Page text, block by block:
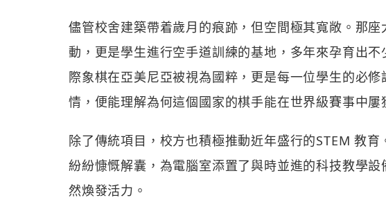
儘管校舍建築帶着歲月的痕跡，但空間極其寬敞。那
動，更是學生進行空手道訓練的基地，多年來孕育出
際象棋在亞美尼亞被視為國粹，更是每一位學生的必
情，便能理解為何這個國家的棋手能在世界級賽事中屢
除了傳統項目，校方也積極推動近年盛行的STEM 教育
紛紛慷慨解囊，為電腦室添置了與時並進的科技教學
然煥發活力。